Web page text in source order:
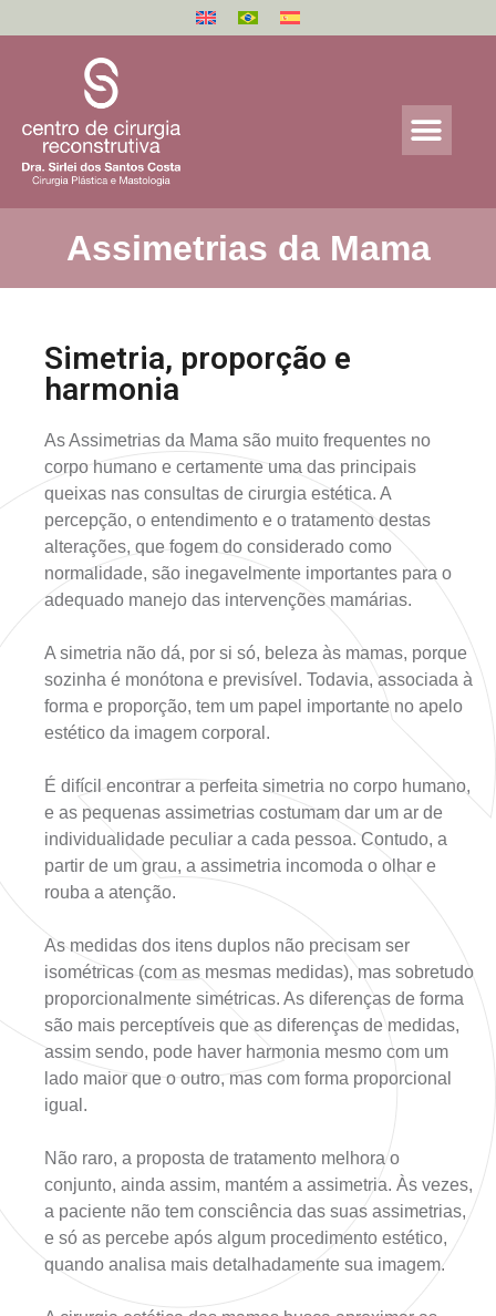
Assimetrias da Mama
Simetria, proporção e
harmonia
As Assimetrias da Mama são muito frequentes no
corpo humano e certamente uma das principais
queixas nas consultas de cirurgia estética. A
percepção, o entendimento e o tratamento destas
alterações, que fogem do considerado como
normalidade, são inegavelmente importantes para o
adequado manejo das intervenções mamárias.
A simetria não dá, por si só, beleza às mamas, porque
sozinha é monótona e previsível. Todavia, associada à
forma e proporção, tem um papel importante no apelo
estético da imagem corporal.
É difícil encontrar a perfeita simetria no corpo humano,
e as pequenas assimetrias costumam dar um ar de
individualidade peculiar a cada pessoa. Contudo, a
partir de um grau, a assimetria incomoda o olhar e
rouba a atenção.
As medidas dos itens duplos não precisam ser
isométricas (com as mesmas medidas), mas sobretudo
proporcionalmente simétricas. As diferenças de forma
são mais perceptíveis que as diferenças de medidas,
assim sendo, pode haver harmonia mesmo com um
lado maior que o outro, mas com forma proporcional
igual.
Não raro, a proposta de tratamento melhora o
conjunto, ainda assim, mantém a assimetria. Às vezes,
a paciente não tem consciência das suas assimetrias,
e só as percebe após algum procedimento estético,
quando analisa mais detalhadamente sua imagem.